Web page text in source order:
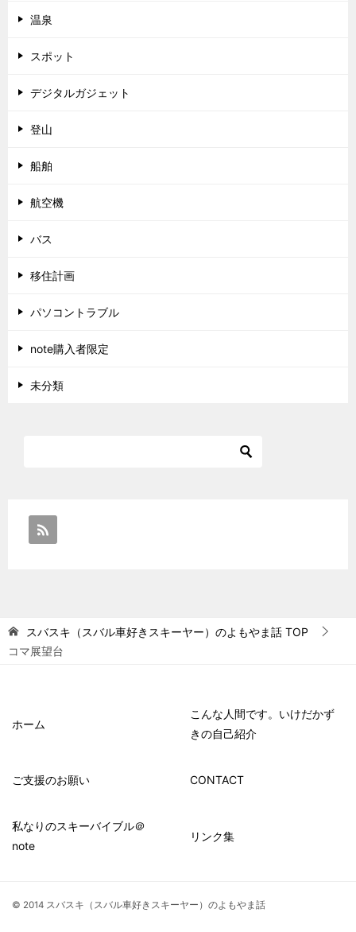
温泉
スポット
デジタルガジェット
登山
船舶
航空機
バス
移住計画
パソコントラブル
note購入者限定
未分類
スバスキ（スバル車好きスキーヤー）のよもやま話 TOP
コマ展望台
ホーム
こんな人間です。いけだかず
きの自己紹介
ご支援のお願い CONTACT
私なりのスキーバイブル＠
note
リンク集
© 2014 スバスキ（スバル車好きスキーヤー）のよもやま話